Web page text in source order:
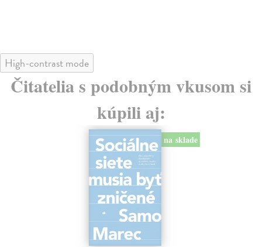
High-contrast mode
Čitatelia s podobným vkusom si
kúpili aj:
na sklade